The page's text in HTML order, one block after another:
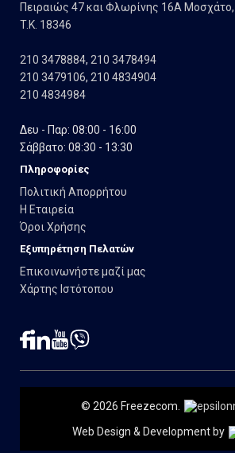
Πειραιώς 47 και Φλωρίνης 16Α Μοσχάτο,
T.K. 18346
210 3478884, 210 3478494
210 3479106, 210 4834904
210 4834984
Δευ - Παρ: 08:00 - 16:00
Σάββατο: 08:30 - 13:30
Πληροφορίες
Πολιτική Απορρήτου
Η Εταιρεία
Όροι Χρήσης
Εξυπηρέτηση Πελατών
Επικοινωνήστε μαζί μας
Χάρτης Ιστότοπου
© 2026 Freezecom.
Web Design & Development by